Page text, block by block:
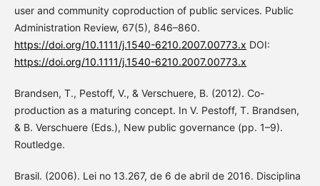
user and community coproduction of public services. Public
Administration Review, 67(5), 846–860.
https://doi.org/10.1111/j.1540-6210.2007.00773.x DOI:
https://doi.org/10.1111/j.1540-6210.2007.00773.x
Brandsen, T., Pestoff, V., & Verschuere, B. (2012). Co-
production as a maturing concept. In V. Pestoff, T. Brandsen,
& B. Verschuere (Eds.), New public governance (pp. 1–9).
Routledge.
Brasil. (2006). Lei no 13.267, de 6 de abril de 2016. Disciplina